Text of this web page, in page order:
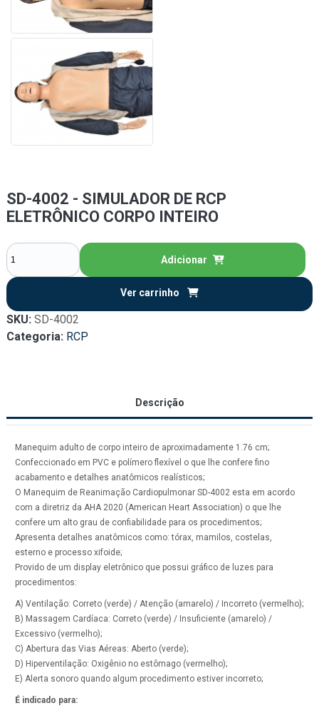
SD-4002 - SIMULADOR DE RCP
ELETRÔNICO CORPO INTEIRO
Adicionar
Ver carrinho
SKU: SD-4002
Categoria: RCP
Descrição
Manequim adulto de corpo inteiro de aproximadamente 1.76 cm;
Confeccionado em PVC e polímero flexível o que lhe confere fino
acabamento e detalhes anatômicos realísticos;
O Manequim de Reanimação Cardiopulmonar SD-4002 esta em acordo
com a diretriz da AHA 2020 (American Heart Association) o que lhe
confere um alto grau de confiabilidade para os procedimentos;
Apresenta detalhes anatômicos como: tórax, mamilos, costelas,
esterno e processo xifoide;
Provido de um display eletrônico que possui gráfico de luzes para
procedimentos:
A) Ventilação: Correto (verde) / Atenção (amarelo) / Incorreto (vermelho);
B) Massagem Cardíaca: Correto (verde) / Insuficiente (amarelo) /
Excessivo (vermelho);
C) Abertura das Vias Aéreas: Aberto (verde);
D) Hiperventilação: Oxigênio no estômago (vermelho);
E) Alerta sonoro quando algum procedimento estiver incorreto;
É indicado para: